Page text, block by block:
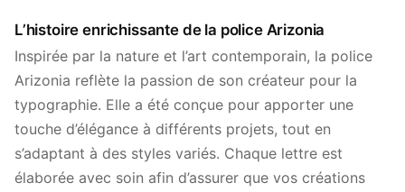
L’histoire enrichissante de la police Arizonia
Inspirée par la nature et l’art contemporain, la police
Arizonia reflète la passion de son créateur pour la
typographie. Elle a été conçue pour apporter une
touche d’élégance à différents projets, tout en
s’adaptant à des styles variés. Chaque lettre est
élaborée avec soin afin d’assurer que vos créations